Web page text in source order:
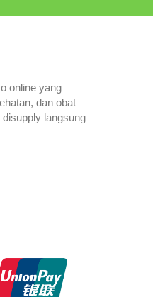
online yang
dan obat
langsung